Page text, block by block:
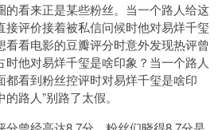
的看来正是某些粉丝。当一个路人给这
接评价接着被私信问候时他对易烊千玺
看看电影的豆瓣评分时意外发现热评曾
他对易烊千玺是啥印象？当一个路人
都看到粉丝控评时对易烊千玺是啥印
路人”别路了太假。